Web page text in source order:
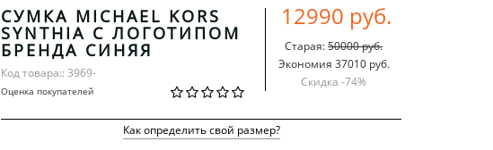
СУМКА MICHAEL KORS
SYNTHIA С ЛОГОТИПОМ
БРЕНДА СИНЯЯ
Код товара:: 3969-
Оценка покупателей
12990 руб.
Старая:50000 руб.
Экономия 37010 руб.
Скидка -74%
Как определить свой размер?